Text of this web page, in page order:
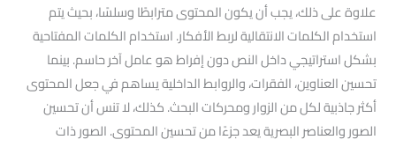
علاوة على ذلك، يجب أن يكون المحتوى مترابطًا وسلسًا، بحيث يتم
استخدام الكلمات الانتقالية لربط الأفكار. استخدام الكلمات المفتاحية
بشكل استراتيجي داخل النص دون إفراط هو عامل آخر حاسم. بينما
تحسين العناوين، الفقرات، والروابط الداخلية يساهم في جعل المحتوى
أكثر جاذبية لكل من الزوار ومحركات البحث. كذلك، لا تنس أن تحسين
الصور والعناصر البصرية يعد جزءًا من تحسين المحتوى. الصور ذات